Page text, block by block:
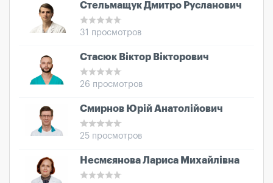
Стельмащук Дмитро Русланович
31 просмотров
Стасюк Віктор Вікторович
26 просмотров
Смирнов Юрій Анатолійович
25 просмотров
Несмєянова Лариса Михайлівна